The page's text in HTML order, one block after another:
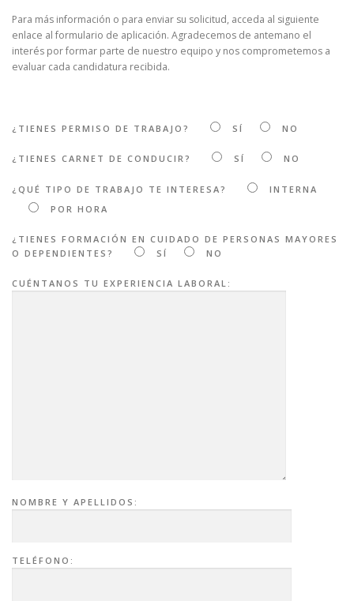
Para más información o para enviar su solicitud, acceda al siguiente
enlace al formulario de aplicación. Agradecemos de antemano el
interés por formar parte de nuestro equipo y nos comprometemos a
evaluar cada candidatura recibida.
¿TIENES PERMISO DE TRABAJO? SÍ NO
¿TIENES CARNET DE CONDUCIR? SÍ NO
¿QUÉ TIPO DE TRABAJO TE INTERESA?
INTERNA
POR HORA
¿TIENES FORMACIÓN EN CUIDADO DE PERSONAS MAYORES
O DEPENDIENTES?
SÍ NO
CUÉNTANOS TU EXPERIENCIA LABORAL:
NOMBRE Y APELLIDOS:
TELÉFONO: